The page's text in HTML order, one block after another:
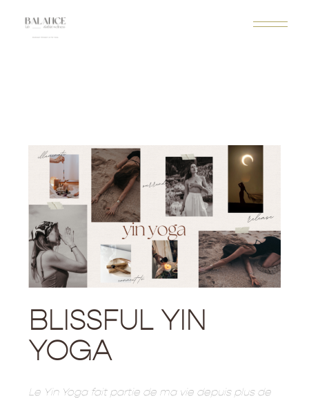
BLISSFUL YIN
YOGA
Le Yin Yoga fait partie de ma vie depuis plus de